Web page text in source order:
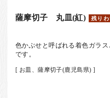
薩摩切子 丸皿(紅) 残り
色かぶせと呼ばれる着色ガラ
です。
[ お皿、薩摩切子(鹿児島県) ]